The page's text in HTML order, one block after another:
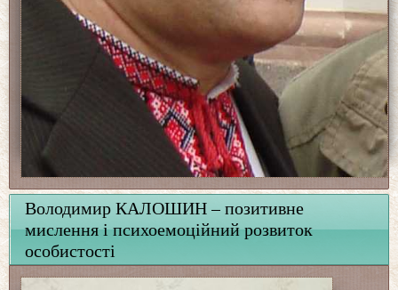
Володимир КАЛОШИН – позитивне
мислення і психоемоційний розвиток
особистості